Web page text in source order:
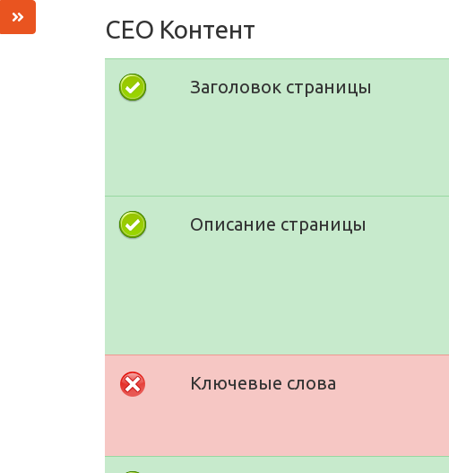
СЕО Контент
Заголовок страницы
Описание страницы
Ключевые слова